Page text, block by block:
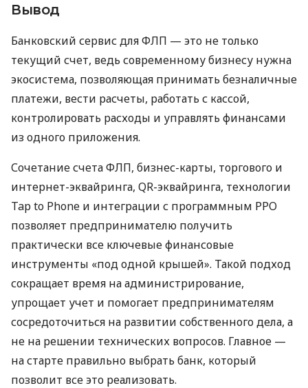
Вывод
Банковский сервис для ФЛП — это не только
текущий счет, ведь современному бизнесу нужна
экосистема, позволяющая принимать безналичные
платежи, вести расчеты, работать с кассой,
контролировать расходы и управлять финансами
из одного приложения.
Сочетание счета ФЛП, бизнес-карты, торгового и
интернет-эквайринга, QR-эквайринга, технологии
Tap to Phone и интеграции с программным РРО
позволяет предпринимателю получить
практически все ключевые финансовые
инструменты «под одной крышей». Такой подход
сокращает время на администрирование,
упрощает учет и помогает предпринимателям
сосредоточиться на развитии собственного дела, а
не на решении технических вопросов. Главное —
на старте правильно выбрать банк, который
позволит все это реализовать.